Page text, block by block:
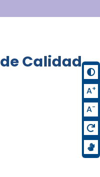
Calidad
A+
A-